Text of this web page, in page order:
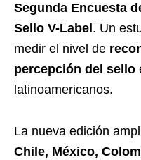
Segunda Encuesta
Sello V-Label . Un
medir el nivel de
percepción del sello
latinoamericanos.
La nueva edición
Chile, México,